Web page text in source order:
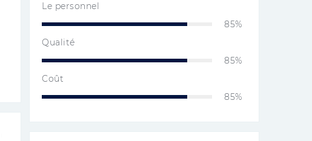
Le personnel
85%
Qualité
85%
Coût
85%